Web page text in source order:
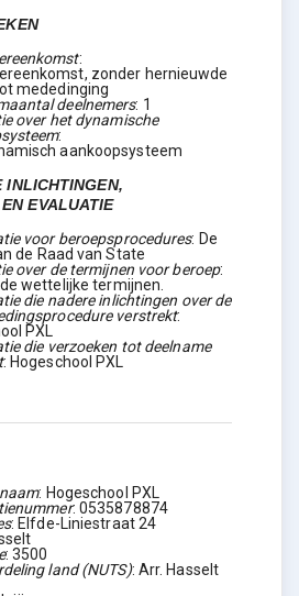
:
zonder hernieuwde
mededinging
deelnemers: 1
over het dynamische
:
aankoopsysteem
INLICHTINGEN,
EVALUATIE
voor beroepsprocedures: De
de Raad van State
over de termijnen voor beroep:
wettelijke termijnen.
die nadere inlichtingen over de
verstrekt:
PXL
die verzoeken tot deelname
: Hogeschool PXL
: Hogeschool PXL
: 0535878874
:Elfde-Liniestraat 24
:3500
land (NUTS): Arr. Hasselt